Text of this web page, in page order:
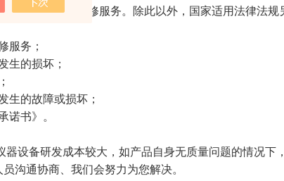
公司承诺以上保修服务。除此以外，国家适用法律法规
服务；
生的损坏；
生的故障或损坏；
诺书》。
设备研发成本较大，如产品自身无质量问题的情况下
沟通协商、我们会努力为您解决。